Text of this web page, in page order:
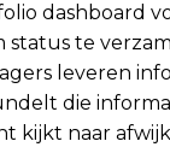
dashboard
status te
leveren
die
kijkt naar